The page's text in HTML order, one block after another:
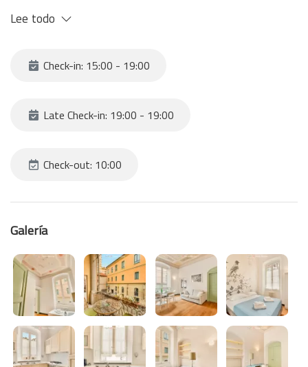
Lee todo
Check-in: 15:00 - 19:00
Late Check-in: 19:00 - 19:00
Check-out: 10:00
Galería